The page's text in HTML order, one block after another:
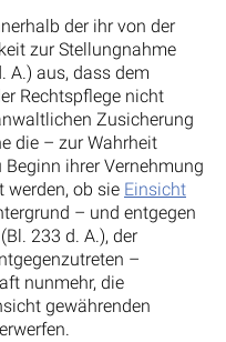
der ihr von der
zur Stellungnahme
A.) aus, dass dem
Rechtspflege nicht
Zusicherung
die – zur Wahrheit
ihrer Vernehmung
werden, ob sie Einsicht
– und entgegen
233 d. A.), der
–
nunmehr, die
gewährenden